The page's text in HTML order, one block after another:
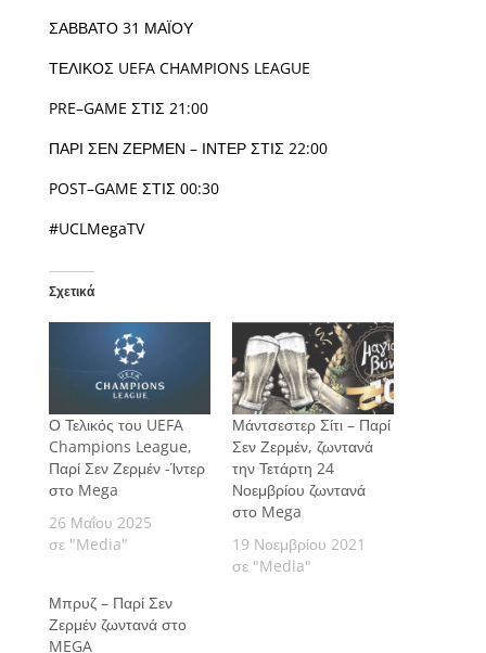
ΣΑΒΒΑΤΟ 31 ΜΑΪΟΥ
ΤΕΛΙΚΟΣ UEFA CHAMPIONS LEAGUE
PRE–GAME ΣΤΙΣ 21:00
ΠΑΡΙ ΣΕΝ ΖΕΡΜΕΝ – ΙΝΤΕΡ ΣΤΙΣ 22:00
POST–GAME ΣΤΙΣ 00:30
#UCLMegaTV
Σχετικά
Ο Τελικός του UEFA
Champions League,
Παρί Σεν Ζερμέν -Ίντερ
στο Mega
26 Μαΐου 2025
σε "Media"
Μάντσεστερ Σίτι – Παρί
Σεν Ζερμέν, ζωντανά
την Τετάρτη 24
Νοεμβρίου ζωντανά
στο Mega
19 Νοεμβρίου 2021
σε "Media"
Μπρυζ – Παρί Σεν
Ζερμέν ζωντανά στο
MEGA